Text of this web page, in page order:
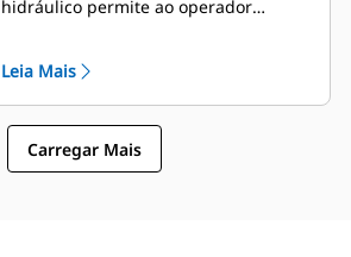
hidráulico permite ao operador
ajustar rapidamente ao trabalho atual
conforme necessário.
Leia Mais
Carregar Mais